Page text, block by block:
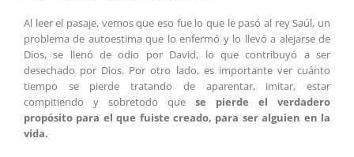
Al leer el pasaje, vemos que eso fue lo que le pasó al rey Saúl, un
problema de autoestima que lo enfermó y lo llevó a alejarse de
Dios, se llenó de odio por David, lo que contribuyó a ser
desechado por Dios. Por otro lado, es importante ver cuánto
tiempo se pierde tratando de aparentar, imitar, estar
compitiendo y sobretodo que se pierde el verdadero
propósito para el que fuiste creado, para ser alguien en la
vida.